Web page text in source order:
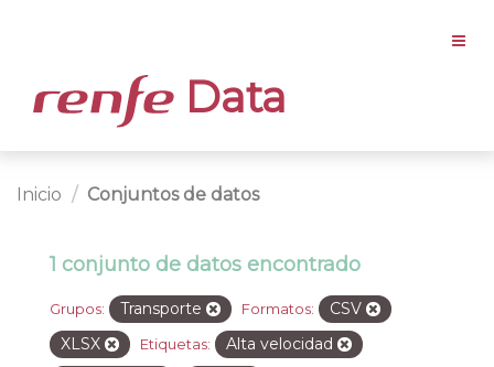
Data
Inicio Conjuntos de datos
1 conjunto de datos encontrado
Grupos: Transporte Formatos:
CSV
XLSX
Etiquetas:
Alta velocidad